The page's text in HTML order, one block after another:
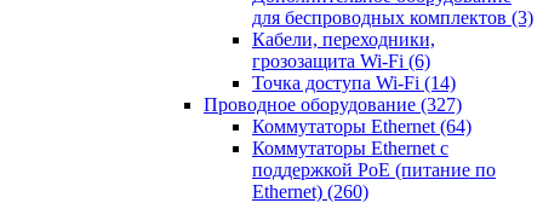
для беспроводных комплектов (3)
Кабели, переходники,
грозозащита Wi-Fi (6)
Точка доступа Wi-Fi (14)
Проводное оборудование (327)
Коммутаторы Ethernet (64)
Коммутаторы Ethernet с
поддержкой PoE (питание по
Ethernet) (260)